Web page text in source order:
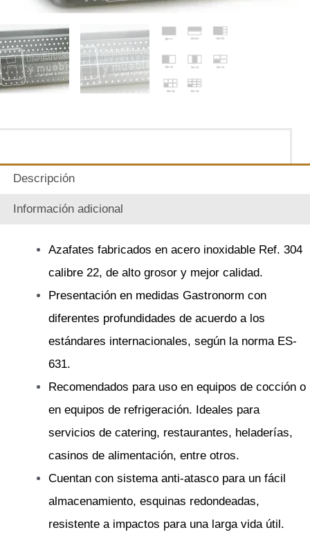
Descripción
Información adicional
Azafates fabricados en acero inoxidable Ref. 304
calibre 22, de alto grosor y mejor calidad.
Presentación en medidas Gastronorm con
diferentes profundidades de acuerdo a los
estándares internacionales, según la norma ES-
631.
Recomendados para uso en equipos de cocción o
en equipos de refrigeración. Ideales para
servicios de catering, restaurantes, heladerías,
casinos de alimentación, entre otros.
Cuentan con sistema anti-atasco para un fácil
almacenamiento, esquinas redondeadas,
resistente a impactos para una larga vida útil.